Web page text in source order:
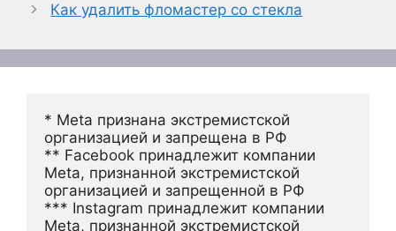
Как удалить фломастер со стекла
* Meta признана экстремистской
организацией и запрещена в РФ
** Facebook принадлежит компании
Meta, признанной экстремистской
организацией и запрещенной в РФ
*** Instagram принадлежит компании
Meta, признанной экстремистской